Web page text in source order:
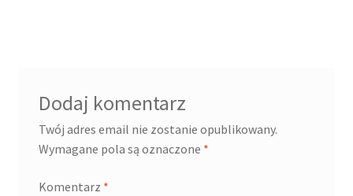
Dodaj komentarz
Twój adres email nie zostanie opublikowany.
Wymagane pola są oznaczone *
Komentarz *